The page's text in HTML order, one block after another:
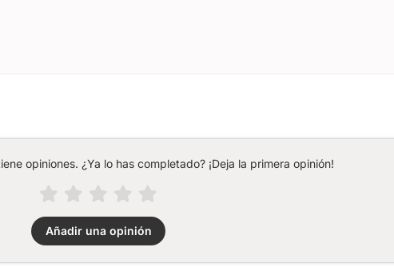
opiniones. ¿Ya lo has completado? ¡Deja la primera opinión!
Añadir una opinión